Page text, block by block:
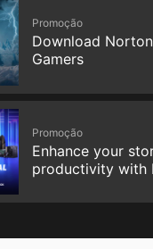
Promoção
Download
Gamers
Promoção
Enhance your
productivity with